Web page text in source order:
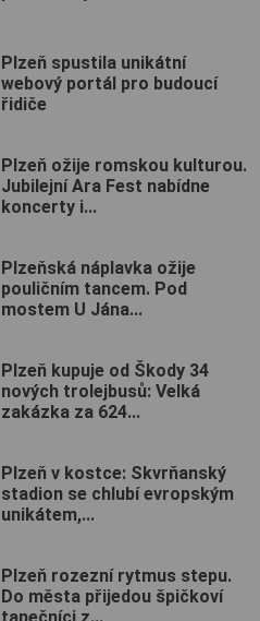
Plzeň spustila unikátní
webový portál pro budoucí
řidiče
Plzeň ožije romskou kulturou.
Jubilejní Ara Fest nabídne
koncerty i...
Plzeňská náplavka ožije
pouličním tancem. Pod
mostem U Jána...
Plzeň kupuje od Škody 34
nových trolejbusů: Velká
zakázka za 624...
Plzeň v kostce: Skvrňanský
stadion se chlubí evropským
unikátem,...
Plzeň rozezní rytmus stepu.
Do města přijedou špičkoví